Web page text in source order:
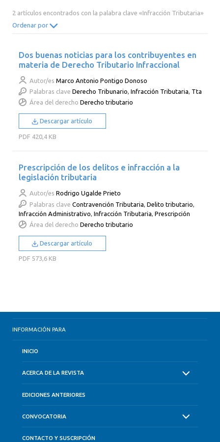
2002 2001 2000
2 artículos encontrados con la palabra clave «Infracción Tributaria»
Ordenar por
Dos buenas noticias para los contribuyentes en
materia de Derecho Tributario Infraccional
Autor/es Marco Antonio Pontigo Donoso
Palabras clave Derecho Tribunario,Infracción Tributaria, Tta
Área del derecho Derecho tributario
Descargar artículo
PDF 420,4 KB
Prescripción de los delitos e infracción a la
legislación tributaria
Autor/es Rodrigo Ugalde Prieto
Palabras clave Contravención Tributaria ,Delito tributario
Infracción Administrativo ,Infracción Tributaria ,Prescripción
Área del derecho Derecho tributario
Descargar artículo
PDF 573,6 KB
INFORMACIÓN PARA
INICIO
ACERCA DE LA REVISTA
EDICIONES ANTERIORES
CONVOCATORIA
CONTACTO Y SUSCRIPCIÓN